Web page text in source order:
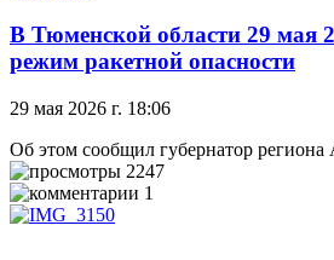
В Тюменской области 29 мая
режим ракетной опасности
29 мая 2026 г. 18:06
Об этом сообщил губернатор
2247
1